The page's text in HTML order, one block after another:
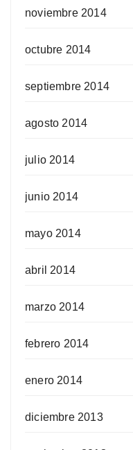
noviembre 2014
octubre 2014
septiembre 2014
agosto 2014
julio 2014
junio 2014
mayo 2014
abril 2014
marzo 2014
febrero 2014
enero 2014
diciembre 2013